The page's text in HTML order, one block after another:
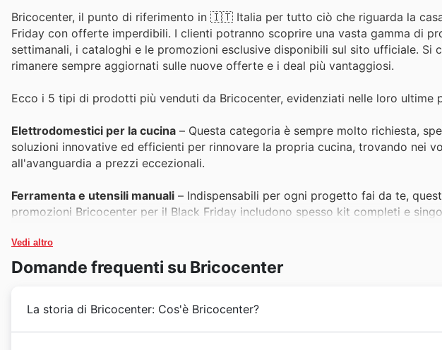
Bricocenter, il punto di riferimento in 🇮🇹 Italia per tutto ciò che riguarda la
Friday con offerte imperdibili. I clienti potranno scoprire una vasta gamma di
settimanali, i cataloghi e le promozioni esclusive disponibili sul sito ufficiale. Si
rimanere sempre aggiornati sulle nuove offerte e i deal più vantaggiosi.
Ecco i 5 tipi di prodotti più venduti da Bricocenter, evidenziati nelle loro ultime
Elettrodomestici per la cucina – Questa categoria è sempre molto richiesta,
soluzioni innovative ed efficienti per rinnovare la propria cucina, trovando nei
all'avanguardia a prezzi eccezionali.
Ferramenta e utensili manuali – Indispensabili per ogni progetto fai da te,
promozioni Bricocenter per il Black Friday includono spesso kit completi e
Illuminazione per interni ed esterni– Rinnovare l'illuminazione di casa o del
momento ideale per farlo. Bricocenter propone sconti significativi su lampade,
Vedi altro
Domande frequenti su Bricocenter
La storia di Bricocenter: Cos'è Bricocenter?